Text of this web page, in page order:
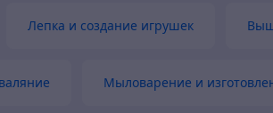
Лепка и создание игрушек
Мыловарение и